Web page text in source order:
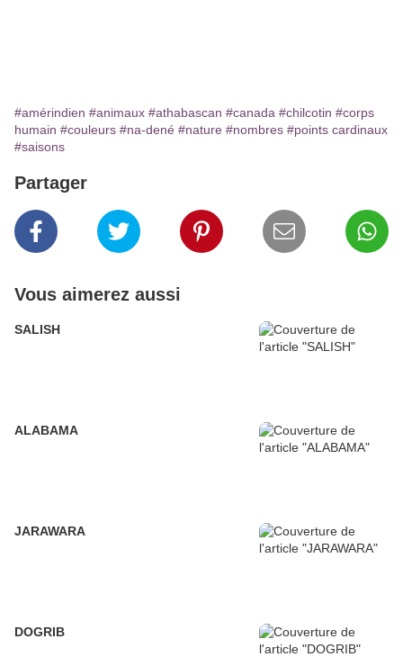
#amérindien #animaux #athabascan #canada #chilcotin #corps
humain #couleurs #na-dené #nature #nombres #points cardinaux
#saisons
Partager
Vous aimerez aussi
SALISH
ALABAMA
JARAWARA
DOGRIB